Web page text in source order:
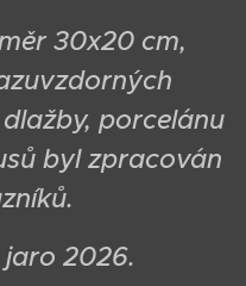
30x20 cm,
porcelánu
byl zpracován
jaro 2026.